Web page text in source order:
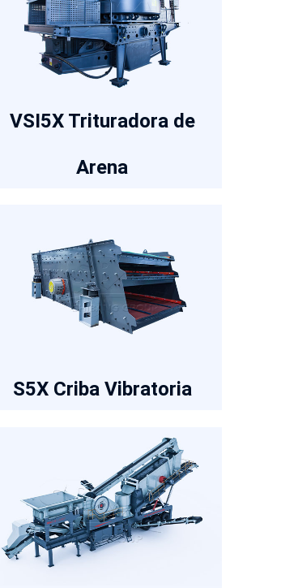
VSI5X Trituradora de
Arena
S5X Criba Vibratoria